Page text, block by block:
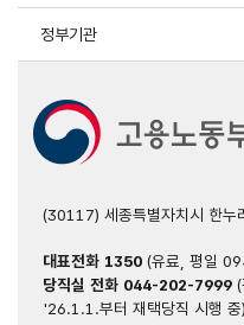
정부기관
(30117) 세종특별자치시 한
대표전화 1350(유료, 평일 09
당직실 전화 044-202-7999(
'26.1.1.부터 재택당직 시행 중)